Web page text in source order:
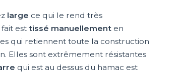
large ce qui le rend très
est tissé manuellement en
qui retiennent toute la construction
Elles sont extrêmement résistantes
qui est au dessus du hamac est